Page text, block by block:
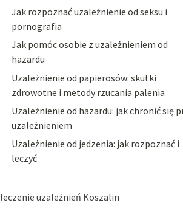
Jak rozpoznać uzależnienie od seksu i
pornografia
Jak pomóc osobie z uzależnieniem od
hazardu
Uzależnienie od papierosów: skutki
zdrowotne i metody rzucania palenia
Uzależnienie od hazardu: jak chronić się
uzależnieniem
Uzależnienie od jedzenia: jak rozpoznać i
leczyć
leczenie uzależnień Koszalin